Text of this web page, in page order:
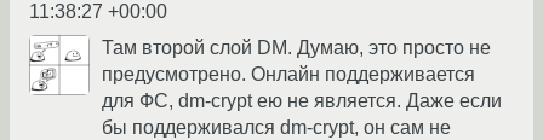
11:38:27 +00:00
Там второй слой DM. Думаю, это просто не
предусмотрено. Онлайн поддерживается
для ФС, dm-crypt ею не является. Даже если
бы поддерживался dm-crypt, он сам не